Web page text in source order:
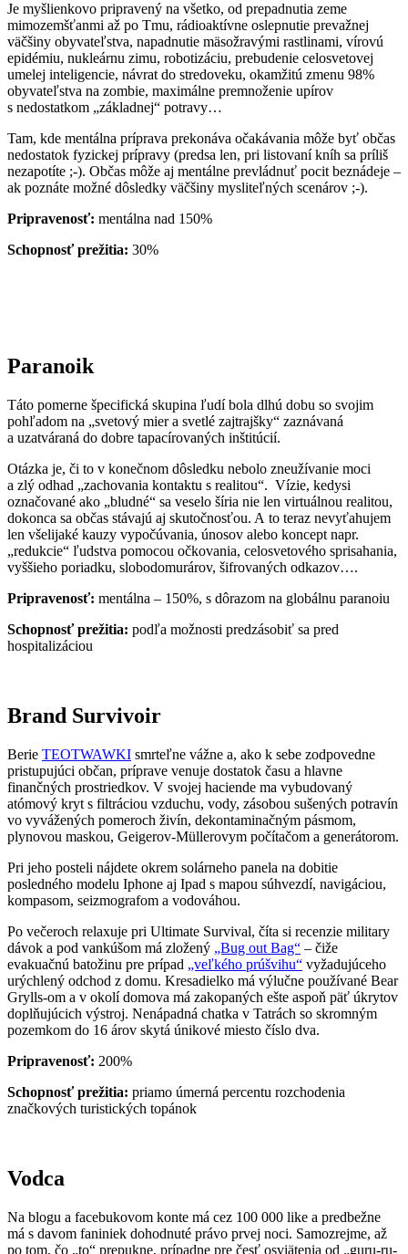
Je myšlienkovo pripravený na všetko, od prepadnutia zeme
mimozemšťanmi až po Tmu, rádioaktívne oslepnutie prevažnej
väčšiny obyvateľstva, napadnutie mäsožravými rastlinami, vírovú
epidémiu, nukleárnu zimu, robotizáciu, prebudenie celosvetovej
umelej inteligencie, návrat do stredoveku, okamžitú zmenu 98%
obyvateľstva na zombie, maximálne premnoženie upírov
s nedostatkom „základnej“ potravy…
Tam, kde mentálna príprava prekonáva očakávania môže byť občas
nedostatok fyzickej prípravy (predsa len, pri listovaní kníh sa príliš
nezapotíte ;-). Občas môže aj mentálne prevládnuť pocit beznádeje –
ak poznáte možné dôsledky väčšiny mysliteľných scenárov ;-).
Pripravenosť: mentálna nad 150%
Schopnosť prežitia: 30%
Paranoik
Táto pomerne špecifická skupina ľudí bola dlhú dobu so svojim
pohľadom na „svetový mier a svetlé zajtrajšky“ zaznávaná
a uzatváraná do dobre tapacírovaných inštitúcií.
Otázka je, či to v konečnom dôsledku nebolo zneužívanie moci
a zlý odhad „zachovania kontaktu s realitou“. Vízie, kedysi
označované ako „bludné“ sa veselo šíria nie len virtuálnou realitou,
dokonca sa občas stávajú aj skutočnosťou. A to teraz nevyťahujem
len všelijaké kauzy vypočúvania, únosov alebo koncept napr.
„redukcie“ ľudstva pomocou očkovania, celosvetového sprisahania,
vyššieho poriadku, slobodomurárov, šifrovaných odkazov….
Pripravenosť: mentálna – 150%, s dôrazom na globálnu paranoiu
Schopnosť prežitia: podľa možnosti predzásobiť sa pred
hospitalizáciou
Brand Survivoir
Berie TEOTWAWKI smrteľne vážne a, ako k sebe zodpovedne
pristupujúci občan, príprave venuje dostatok času a hlavne
finančných prostriedkov. V svojej haciende ma vybudovaný
atómový kryt s filtráciou vzduchu, vody, zásobou sušených potravín
vo vyvážených pomeroch živín, dekontaminačným pásmom,
plynovou maskou, Geigerov-Müllerovym počítačom a generátorom.
Pri jeho posteli nájdete okrem solárneho panela na dobitie
posledného modelu Iphone aj Ipad s mapou súhvezdí, navigáciou,
kompasom, seizmografom a vodováhou.
Po večeroch relaxuje pri Ultimate Survival, číta si recenzie military
dávok a pod vankúšom má zložený „Bug out Bag“ – čiže
evakuačnú batožinu pre prípad „veľkého prúšvihu“ vyžadujúceho
urýchlený odchod z domu. Kresadielko má výlučne používané Bear
Grylls-om a v okolí domova má zakopaných ešte aspoň päť úkrytov
doplňujúcich výstroj. Nenápadná chatka v Tatrách so skromným
pozemkom do 16 árov skytá únikové miesto číslo dva.
Pripravenosť: 200%
Schopnosť prežitia: priamo úmerná percentu rozchodenia
značkových turistických topánok
Vodca
Na blogu a facebukovom konte má cez 100 000 like a predbežne
má s davom faniniek dohodnuté právo prvej noci. Samozrejme, až
po tom, čo „to“ prepukne, prípadne pre česť osviätenia od „guru-ru-